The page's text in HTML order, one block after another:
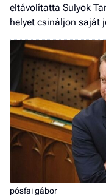
eltávolítatta Sulyok
helyet csináljon saját
pósfai gábor